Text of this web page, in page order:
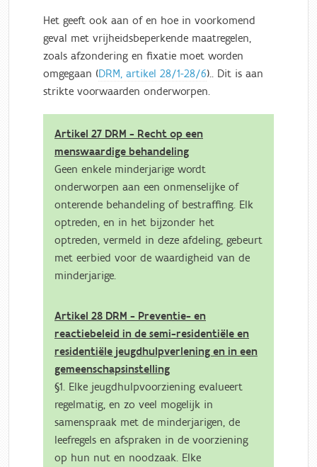
Het geeft ook aan of en hoe in voorkomend
geval met vrijheidsbeperkende maatregelen,
zoals afzondering en fixatie moet worden
omgegaan (DRM, artikel 28/1-28/6).. Dit is aan
strikte voorwaarden onderworpen.
Artikel 27 DRM - Recht op een
menswaardige behandeling
Geen enkele minderjarige wordt
onderworpen aan een onmenselijke of
onterende behandeling of bestraffing. Elk
optreden, en in het bijzonder het
optreden, vermeld in deze afdeling, gebeurt
met eerbied voor de waardigheid van de
minderjarige.
Artikel 28 DRM - Preventie- en
reactiebeleid in de semi-residentiële en
residentiële jeugdhulpverlening en in een
gemeenschapsinstelling
§1. Elke jeugdhulpvoorziening evalueert
regelmatig, en zo veel mogelijk in
samenspraak met de minderjarigen, de
leefregels en afspraken in de voorziening
op hun nut en noodzaak. Elke